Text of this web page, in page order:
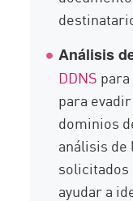
Análisis
DDNS
para
dominios
análisis
ayudar a